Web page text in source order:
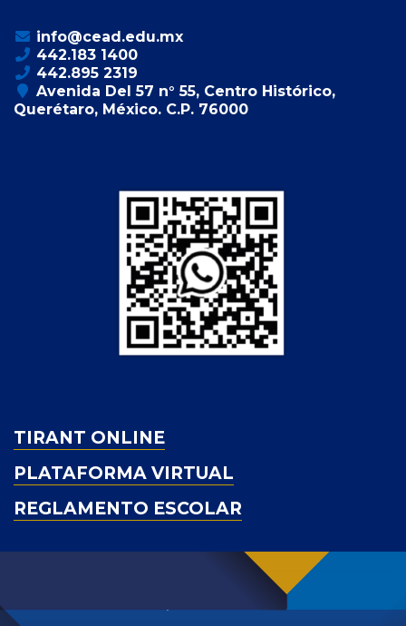
info@cead.edu.mx
442.183 1400
442.895 2319
Avenida Del 57 n° 55, Centro Histórico,
Querétaro, México. C.P. 76000
TIRANT ONLINE
PLATAFORMA VIRTUAL
REGLAMENTO ESCOLAR